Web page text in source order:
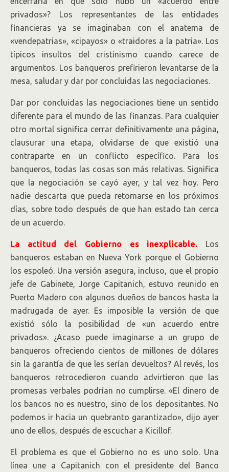
privados»? Los representantes de las entidades
financieras ya se imaginaban con el anatema de
«vendepatrias», «cipayos» o «traidores a la patria». Los
típicos insultos del cristinismo cuando carece de
argumentos. Los banqueros prefirieron levantarse de la
mesa, saludar y dar por concluidas las negociaciones.
Dar por concluidas las negociaciones tiene un sentido
diferente para el mundo de las finanzas. Para cualquier
otro mortal significa cerrar definitivamente una página,
clausurar una etapa, olvidarse de que existió una
contraparte en un conflicto específico. Para los
banqueros, todas las cosas son más relativas. Significa
que la negociación se cayó ayer, y tal vez hoy. Pero
nadie descarta que pueda retomarse en los próximos
días, sobre todo después de que han estado tan cerca
de un acuerdo.
La actitud del Gobierno es inexplicable. Los
banqueros estaban en Nueva York porque el Gobierno
los espoleó. Una versión asegura, incluso, que el propio
jefe de Gabinete, Jorge Capitanich, estuvo reunido en
Puerto Madero con algunos dueños de bancos hasta la
madrugada de ayer. Es imposible la versión de que
existió sólo la posibilidad de «un acuerdo entre
privados». ¿Acaso puede imaginarse a un grupo de
banqueros ofreciendo cientos de millones de dólares
sin la garantía de que les serían devueltos? Al revés, los
banqueros retrocedieron cuando advirtieron que las
promesas verbales podrían no cumplirse. «El dinero de
los bancos no es nuestro, sino de los depositantes. No
podemos ir hacia un quebranto garantizado», dijo ayer
uno de ellos, después de escuchar a Kicillof.
El problema es que el Gobierno no es uno solo. Una
línea une a Capitanich con el presidente del Banco